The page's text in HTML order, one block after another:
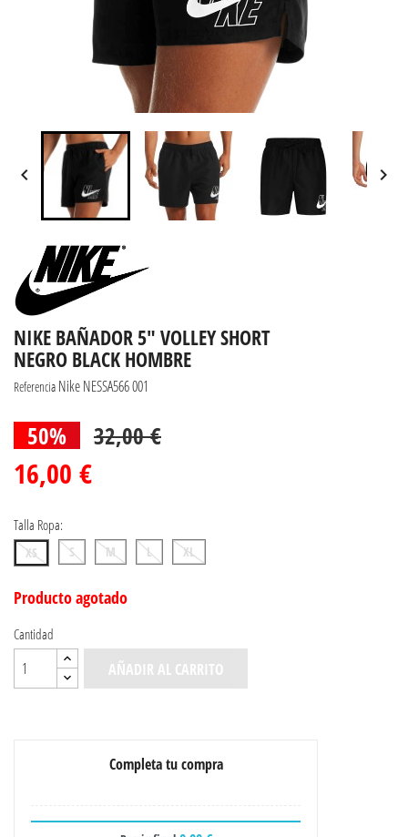
 
NIKE BAÑADOR 5" VOLLEY SHORT
NEGRO BLACK HOMBRE
Referencia Nike NESSA566 001
50% 32,00 €
16,00 €
Talla Ropa:
XS S M L XL
Producto agotado
Cantidad
AÑADIR AL CARRITO
Completa tu compra